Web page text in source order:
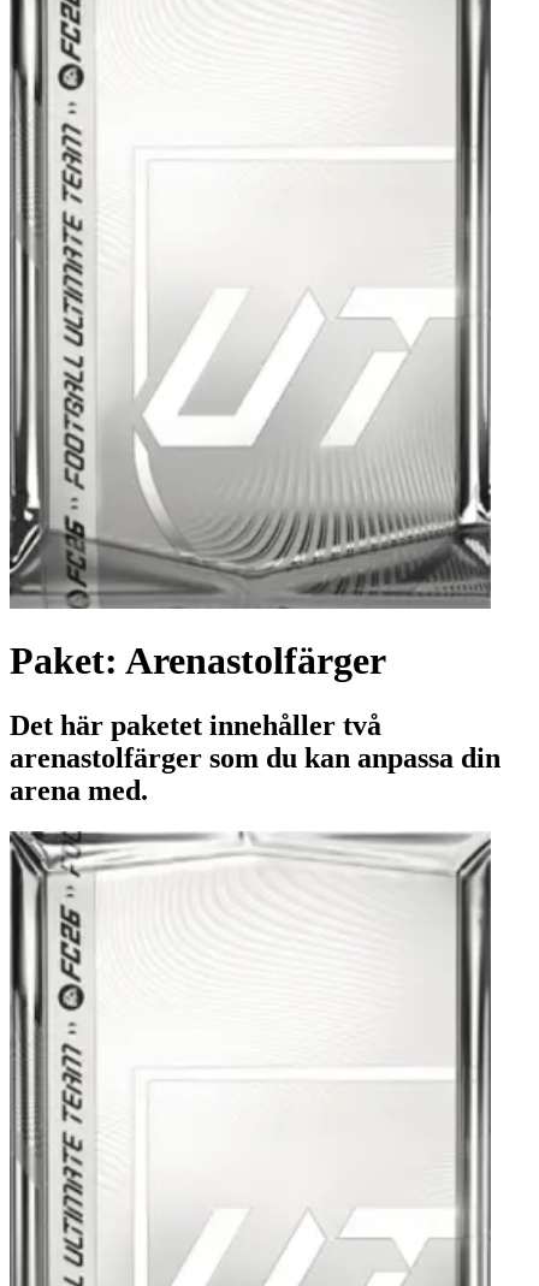
Paket: Arenastolfärger
Det här paketet innehåller två
arenastolfärger som du kan anpassa din
arena med.